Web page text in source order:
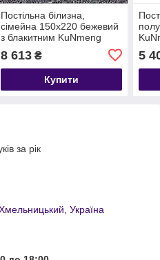
Постільна білизна,
сімейна 150х220 бежевий
з блакитним KuNmeng
8 613₴
Купити
5
за рік
Україна